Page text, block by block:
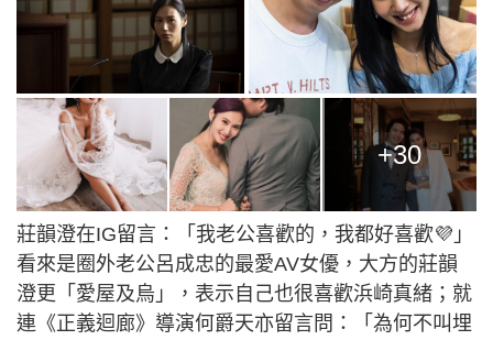
+30
莊韻澄在IG留言：「我老公喜歡的，我都好喜歡💜」
看來是圈外老公呂成忠的最愛AV女優，大方的莊韻
澄更「愛屋及烏」，表示自己也很喜歡浜崎真緒；就
連《正義迴廊》導演何爵天亦留言問：「為何不叫埋